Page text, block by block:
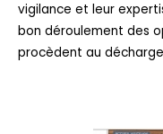
vigilance et leur
bon déroulement des
procèdent au